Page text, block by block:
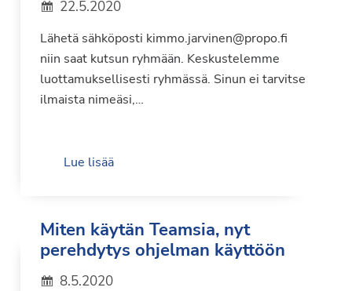
22.5.2020
Lähetä sähköposti kimmo.jarvinen@propo.fi
niin saat kutsun ryhmään. Keskustelemme
luottamuksellisesti ryhmässä. Sinun ei tarvitse
ilmaista nimeäsi,…
Lue lisää
Miten käytän Teamsia, nyt
perehdytys ohjelman käyttöön
8.5.2020